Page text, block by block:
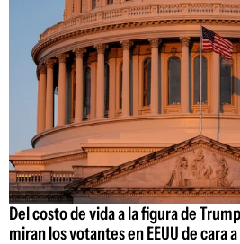
Del costo de vida a la figura de
miran los votantes en EEUU de cara